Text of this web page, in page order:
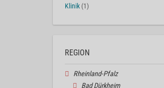
Klinik (1)
REGION
Rheinland-Pfalz
Bad Dürkheim